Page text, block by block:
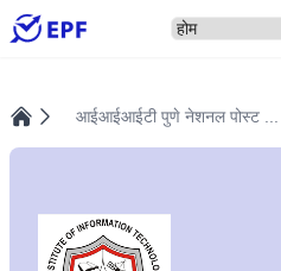
सेलेक्ट
आईआईआईटी पुणे नेशनल पोस्ट ...